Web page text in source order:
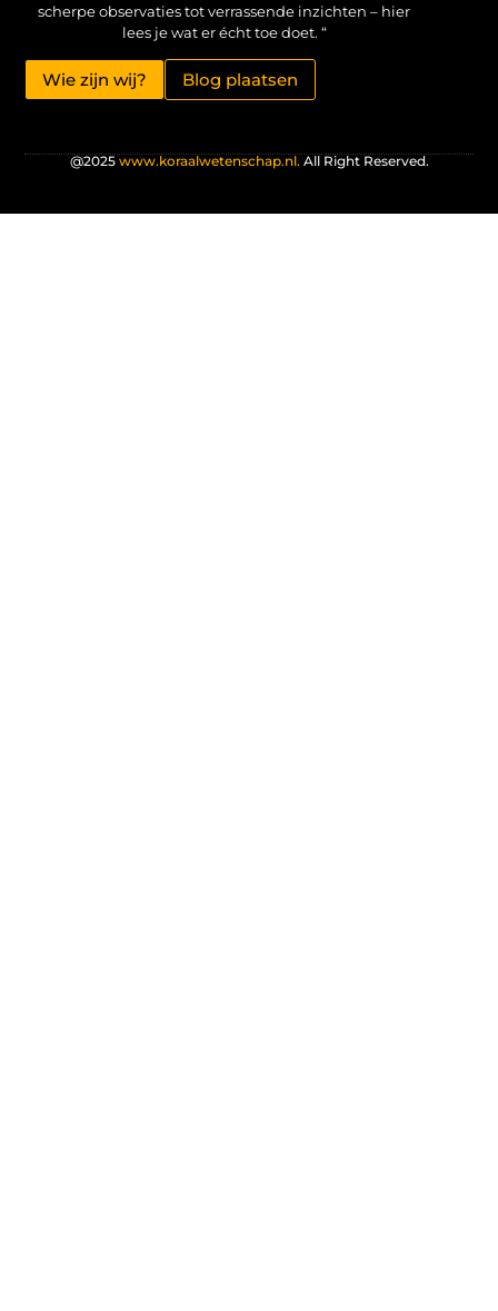
scherpe observaties tot verrassende inzichten – hier
lees je wat er écht toe doet. “
Wie zijn wij? Blog plaatsen
@2025 www.koraalwetenschap.nl. All Right Reserved.